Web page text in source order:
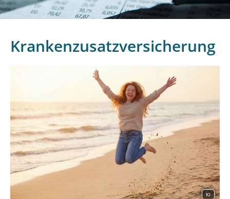
Krankenzusatzversicherung
KI